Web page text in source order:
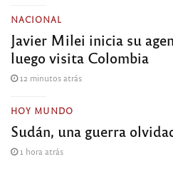
NACIONAL
Javier Milei inicia su
luego visita Colombia
12 minutos atrás
HOY MUNDO
Sudán, una guerra
1 hora atrás